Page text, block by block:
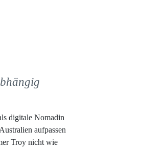
digitale Nomadin
aufpassen
Troy nicht wie